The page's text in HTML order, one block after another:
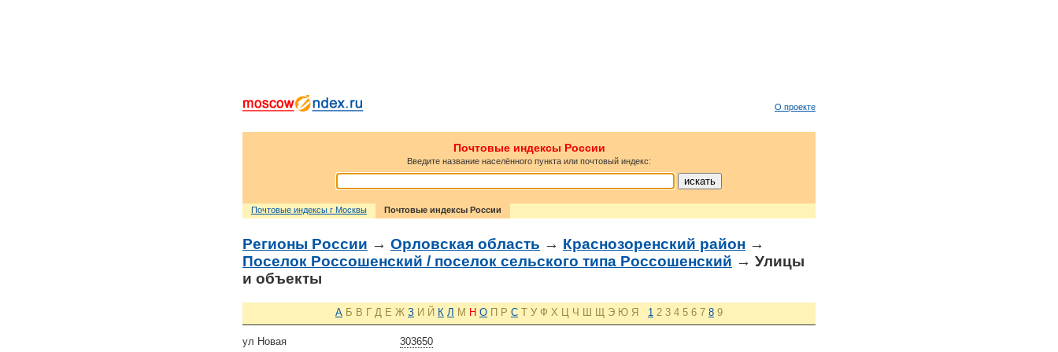
О проекте
Почтовые индексы России
Введите название населённого пункта или почтовый индекс:
Почтовые индексы г Москвы Почтовые индексы России
Регионы России → Орловская область → Краснозоренский район →
Поселок Россошенский / поселок сельского типа Россошенский → Улицы
и объекты
А Б В Г Д Е Ж З И Й К Л М Н О П Р С Т У Ф Х Ц Ч Ш Щ Э Ю Я 1 2 3 4 5 6 7 8 9
303650
ул Новая